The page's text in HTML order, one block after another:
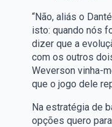
“Não, aliás o
isto: quando nós
dizer que a
com os outros
Weverson vinha-
que o jogo dele
Na estratégia de
opções quero